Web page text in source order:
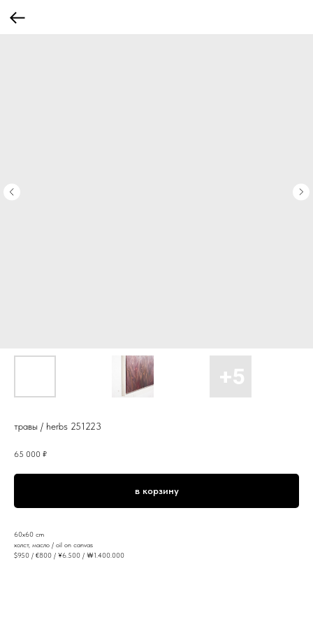
травы / herbs 251223
65 000 ₽
в корзину
60x60 cm
холст, масло / oil on canvas
$950 / €800 / ¥6.500 / ￦1.400.000